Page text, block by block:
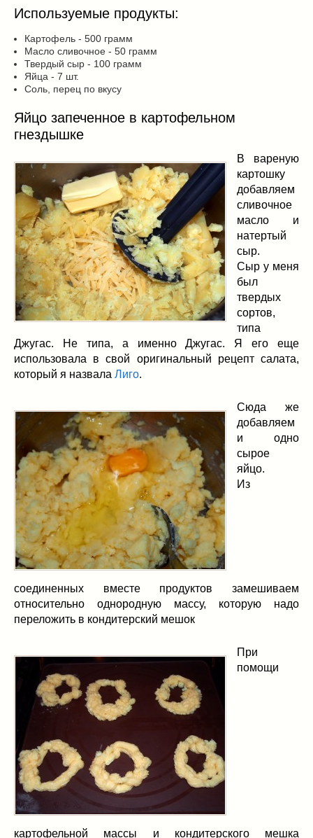
конкурсы(7)
разном (9)
Постные рецепты(8)
Праздничные блюда
День всех влюбленных (3)
мужские даты
(7)
Используемые продукты:
Картофель - 500 грамм
Масло сливочное - 50 грамм
Твердый сыр - 100 грамм
Яйца - 7 шт.
Соль, перец по вкусу
Яйцо запеченное в картофельном
гнездышке
В вареную
картошку
добавляем
сливочное
масло и
натертый
сыр.
Сыр у меня
был
твердых
сортов,
типа
Джугас. Не типа, а именно Джугас. Я его еще
использовала в свой оригинальный рецепт салата,
который я назвала Лиго.
Сюда же
добавляем
и одно
сырое
яйцо.
Из
соединенных вместе продуктов замешиваем
относительно однородную массу, которую надо
переложить в кондитерский мешок
При
помощи
картофельной массы и кондитерского мешка